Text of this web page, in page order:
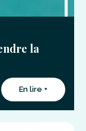
la
En lire +